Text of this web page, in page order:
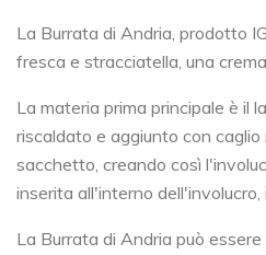
La Burrata di Andria, prodotto
fresca e stracciatella, una
La materia prima principale è il
riscaldato e aggiunto con
sacchetto, creando così
inserita all'interno dell'involucro,
La Burrata di Andria può